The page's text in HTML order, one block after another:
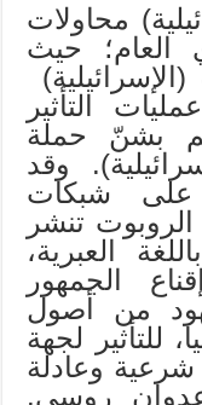
محاولات
العام؛ حيث
التأثير
بشنّ حملة
وقد
شبكات
الروبوت تنشر
العبرية،
الجمهور
من أصول
للتأثير لجهة
شرعية وعادلة
روسي.